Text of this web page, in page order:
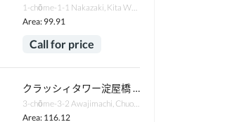
1-chōme-1-1 Nakazaki, Kita Ward, Osaka, 530-0016日本
Area: 99.91
Call for price
クラッシィタワー淀屋橋 (高層塔樓) 3LDK 本町駅 4分鐘
3-chōme-3-2 Awajimachi, Chuo Ward, Osaka, 541-0047日本
Area: 116.12